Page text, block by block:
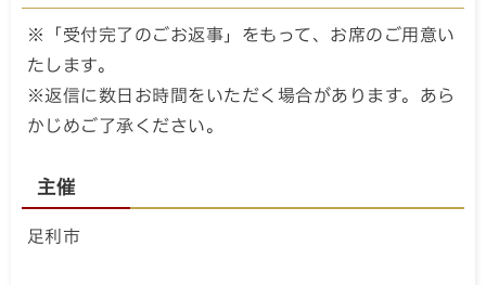
※「受付完了のごお返事」をもって、お席のご用意い
たします。
※返信に数日お時間をいただく場合があります。あら
かじめご了承ください。
主催
足利市